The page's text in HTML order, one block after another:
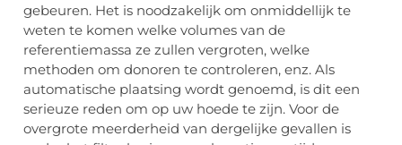
gebeuren. Het is noodzakelijk om onmiddellijk te
weten te komen welke volumes van de
referentiemassa ze zullen vergroten, welke
methoden om donoren te controleren, enz. Als
automatische plaatsing wordt genoemd, is dit een
serieuze reden om op uw hoede te zijn. Voor de
overgrote meerderheid van dergelijke gevallen is